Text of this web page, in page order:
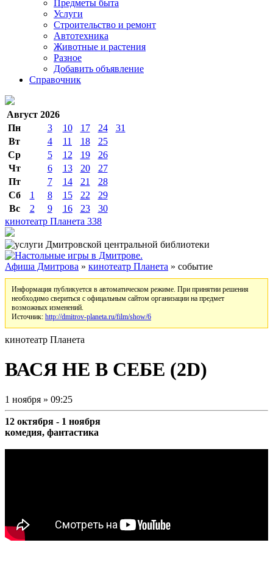
Предметы быта
Услуги
Строительство и ремонт
Автотехника
Животные и растения
Разное
Добавить объявление
Справочник
Август 2026
Пн
3 10 17 24
31
Вт
4 11 18
25
Ср
5 12 19
26
Чт
6 13 20
27
Пт
7 14 21
28
Сб
1 8 15 22
29
Вс
2 9 16 23
30
кинотеатр Планета 338
Афиша Дмитрова » кинотеатр Планета » событие
Информация публикуется в автоматическом режиме. При принятии решения
необходимо свериться с офицальным сайтом организации на предмет
возможных изменений.
Источник: http://dmitrov-planeta.ru/film/show/6
кинотеатр Планета
ВАСЯ НЕ В СЕБЕ (2D)
1 ноября » 09:25
12 октября - 1 ноября
комедия, фантастика